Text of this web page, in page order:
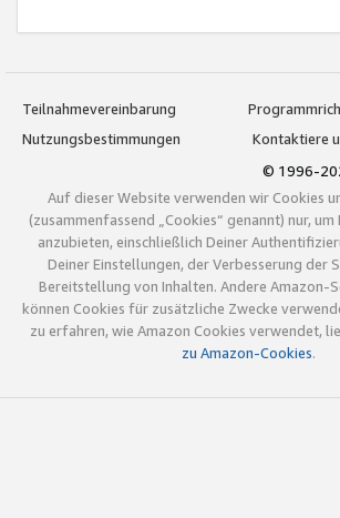
Teilnahmevereinbarung
Nutzungsbestimmungen
Kontaktiere
© 1996-
Auf dieser Website verwenden wir Cookies
(zusammenfassend „Cookies“ genannt) nur,
anzubieten, einschließlich Deiner
Deiner Einstellungen, der Verbesserung der
Bereitstellung von Inhalten. Andere Amazon-
können Cookies für zusätzliche Zwecke
zu erfahren, wie Amazon Cookies verwendet,
zu Amazon-Cookies.